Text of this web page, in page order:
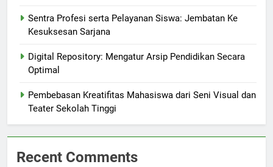
Sentra Profesi serta Pelayanan Siswa: Jembatan Ke
Kesuksesan Sarjana
Digital Repository: Mengatur Arsip Pendidikan Secara
Optimal
Pembebasan Kreatifitas Mahasiswa dari Seni Visual dan
Teater Sekolah Tinggi
Recent Comments